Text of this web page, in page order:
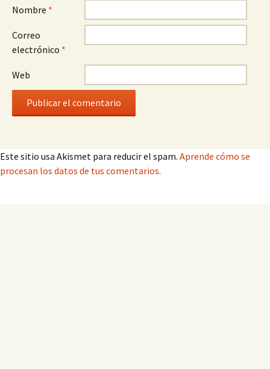
Nombre *
Correo
electrónico *
Web
Este sitio usa Akismet para reducir el spam. Aprende cómo se
procesan los datos de tus comentarios.